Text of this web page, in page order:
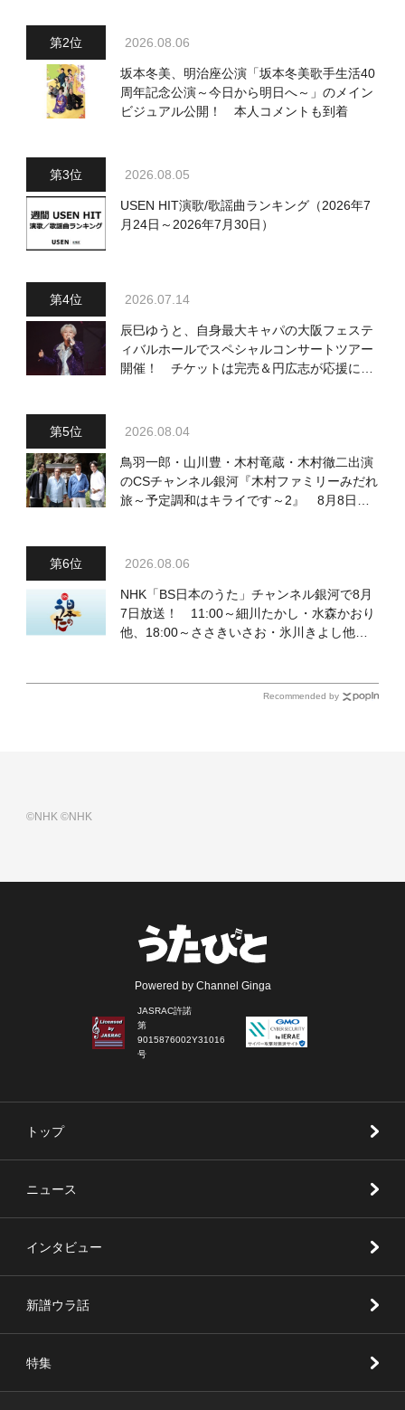
2026.08.06
坂本冬美、明治座公演「坂本冬美歌手生活40
周年記念公演～今日から明日へ～」のメイン
ビジュアル公開！ 本人コメントも到着
2026.08.05
USEN HIT演歌/歌謡曲ランキング（2026年7
月24日～2026年7月30日）
2026.07.14
辰巳ゆうと、自身最大キャパの大阪フェステ
ィバルホールでスペシャルコンサートツアー
開催！ チケットは完売＆円広志が応援に、
2026.08.04
鳥羽一郎・山川豊・木村竜蔵・木村徹二出演
のCSチャンネル銀河『木村ファミリーみだれ
旅～予定調和はキライです～2』 8月8日
2026.08.06
NHK「BS日本のうた」チャンネル銀河で8月
7日放送！ 11:00～細川たかし・水森かおり
他、18:00～ささきいさお・氷川きよし他登
Recommended by
©NHK©NHK
Powered by Channel Ginga
JASRAC許諾
第
9015876002Y31016
号
トップ
ニュース
インタビュー
新譜ウラ話
特集